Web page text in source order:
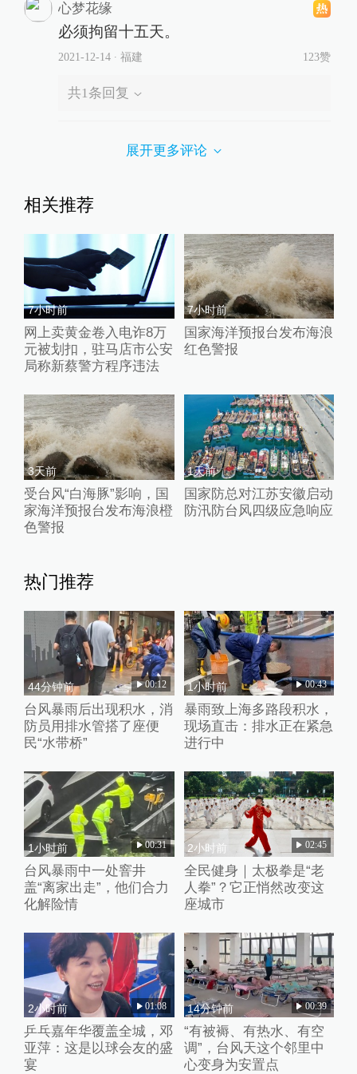
心梦花缘
必须拘留十五天。
2021-12-14∙ 福建 123赞
共1条回复
展开更多评论
相关推荐
7小时前
网上卖黄金卷入电诈8万
元被划扣，驻马店市公安
局称新蔡警方程序违法
7小时前
国家海洋预报台发布海浪
红色警报
3天前
受台风“白海豚”影响，国
家海洋预报台发布海浪橙
色警报
1天前
国家防总对江苏安徽启动
防汛防台风四级应急响应
热门推荐
44分钟前 00:12
台风暴雨后出现积水，消
防员用排水管搭了座便
民“水带桥”
1小时前 00:43
暴雨致上海多路段积水，
现场直击：排水正在紧急
进行中
1小时前 00:31
台风暴雨中一处窨井
盖“离家出走”，他们合力
化解险情
2小时前 02:45
全民健身｜太极拳是“老
人拳”？它正悄然改变这
座城市
2小时前 01:08
乒乓嘉年华覆盖全城，邓
亚萍：这是以球会友的盛
宴
14分钟前 00:39
“有被褥、有热水、有空
调”，台风天这个邻里中
心变身为安置点